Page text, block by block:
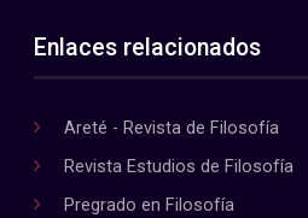
Enlaces relacionados
Areté - Revista de Filosofía
Revista Estudios de Filosofía
Pregrado en Filosofía